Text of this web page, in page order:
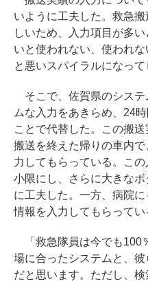
いように工夫した。救急
しいため、入力項目が多
いと使われない、使われな
と悪いスパイラルになって
そこで、佐賀県のシステ
ムな入力をあきらめ、24
ことで代替した。この搬送
搬送を終えた帰りの車内
力してもらっている。こ
小限にし、さらに大きな
に工夫した。一方、病院
情報を入力してもらってい
「救急隊員は今でも100
場に合ったシステムと、
だと思います。ただし、